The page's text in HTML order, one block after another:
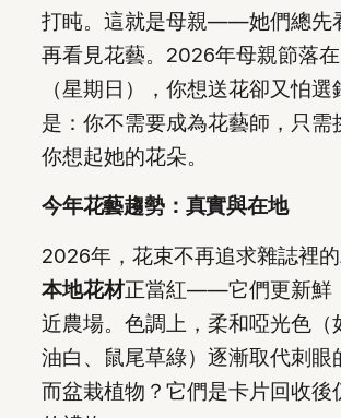
打盹。這就是母親——她們總先
再看見花藝。2026年母親節落在
（星期日），你想送花卻又怕選
是：你不需要成為花藝師，只需
你想起她的花朵。
今年花藝趨勢：真實與在地
2026年，花束不再追求雜誌裡的
本地花材正當紅——它們更新鮮
近農場。色調上，柔和啞光色（
油白、鼠尾草綠）逐漸取代刺眼
而盆栽植物？它們是卡片回收後